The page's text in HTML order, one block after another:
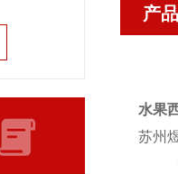
产
水果
苏州